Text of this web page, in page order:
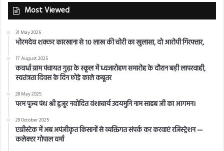
Most Viewed
31 May 2025
भोरमदेव शक्कर कारखाना से 10 लाख की चोरी का खुलासा, दो आरोपी गिरफ्तार,
17 August 2025
कवर्धा ग्राम पंचायत गुढ़ा के स्कूल में ध्वजारोहण समारोह के दौरान बड़ी लापरवाही,
स्वतंत्रता दिवस के दिन छोड़े काले कबूतर
28 May 2025
परम पूज्य पंथ श्री हुजूर नवोदित वंशाचार्य उदयमुनि नाम साहब जी का आगमन।
29 October 2025
एग्रीस्टेक में अब अपंजीकृत किसानों से व्यक्तिगत संपर्क कर करवाएं रजिस्ट्रेशन —
कलेक्टर गोपाल वर्मा